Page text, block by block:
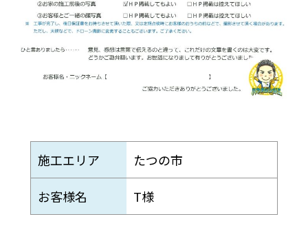
施工エリア たつの市
お客様名 T様